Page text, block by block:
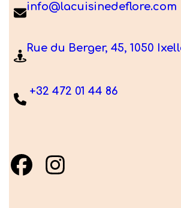
info@lacuisinedeflore.com
Rue du Berger, 45, 1050
+32 472 01 44 86